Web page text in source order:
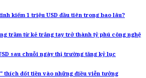
kiếm 1 triệu USD đầu tiên trong bao lâu?
trầm từ kẻ trắng tay trở thành tỷ phú công nghệ
sau chuỗi ngày thị trường tăng kỷ lục
thích đốt tiền vào những điều viễn tưởng